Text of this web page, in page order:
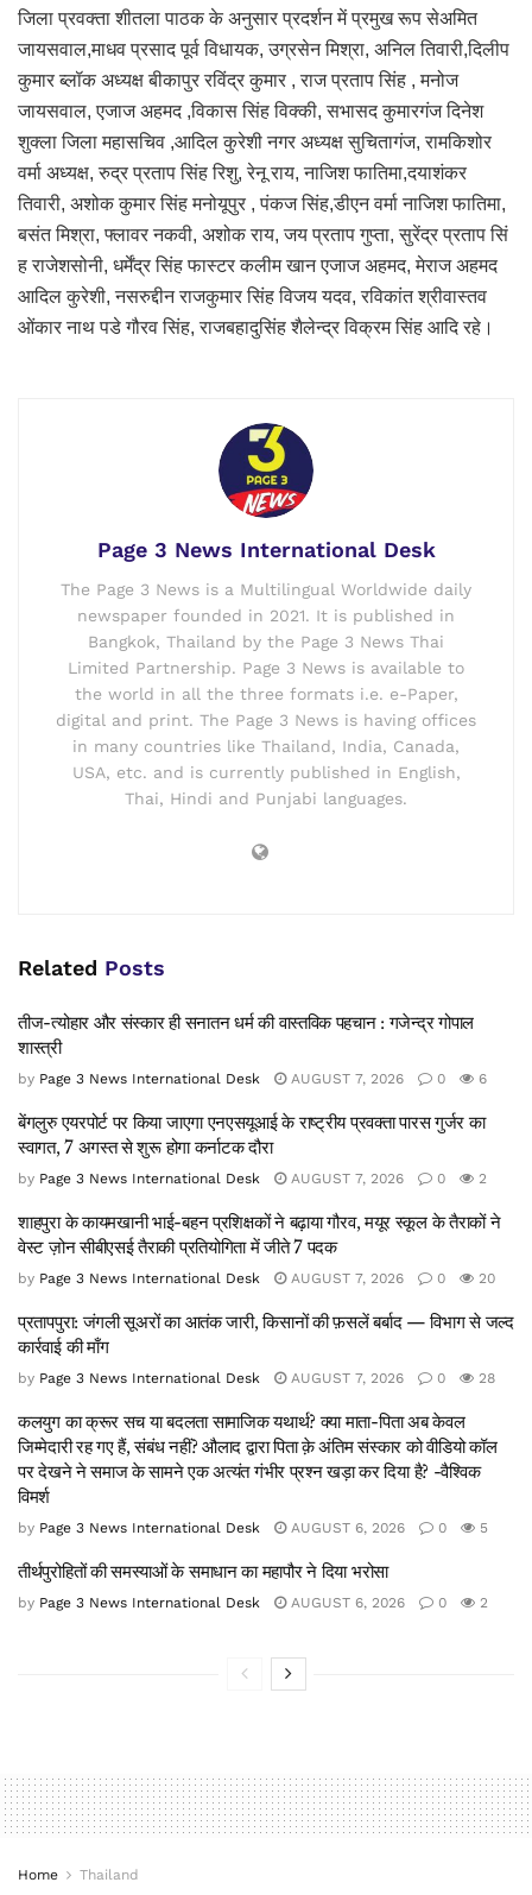
जिला प्रवक्ता शीतला पाठक के अनुसार प्रदर्शन में प्रमुख रूप सेअमित
जायसवाल,माधव प्रसाद पूर्व विधायक, उग्रसेन मिश्रा, अनिल तिवारी,दिलीप
कुमार ब्लॉक अध्यक्ष बीकापुर रविंद्र कुमार , राज प्रताप सिंह , मनोज
जायसवाल, एजाज अहमद ,विकास सिंह विक्की, सभासद कुमारगंज दिनेश
शुक्ला जिला महासचिव ,आदिल कुरेशी नगर अध्यक्ष सुचितागंज, रामकिशोर
वर्मा अध्यक्ष, रुद्र प्रताप सिंह रिशु, रेनू राय, नाजिश फातिमा,दयाशंकर
तिवारी, अशोक कुमार सिंह मनोयूपुर , पंकज सिंह,डीएन वर्मा नाजिश फातिमा,
बसंत मिश्रा, फ्लावर नकवी, अशोक राय, जय प्रताप गुप्ता, सुरेंद्र प्रताप सिं
ह राजेशसोनी, धर्मेंद्र सिंह फास्टर कलीम खान एजाज अहमद, मेराज अहमद
आदिल कुरेशी, नसरुद्दीन राजकुमार सिंह विजय यदव, रविकांत श्रीवास्तव
ओंकार नाथ पडे गौरव सिंह, राजबहादुसिंह शैलेन्द्र विक्रम सिंह आदि रहे।
Page 3 News International Desk
The Page 3 News is a Multilingual Worldwide daily
newspaper founded in 2021. It is published in
Bangkok, Thailand by the Page 3 News Thai
Limited Partnership. Page 3 News is available to
the world in all the three formats i.e. e-Paper,
digital and print. The Page 3 News is having offices
in many countries like Thailand, India, Canada,
USA, etc. and is currently published in English,
Thai, Hindi and Punjabi languages.
Related Posts
तीज-त्योहार और संस्कार ही सनातन धर्म की वास्तविक पहचान : गजेन्द्र गोपाल
शास्त्री
by Page 3 News International Desk AUGUST 7, 2026 0 6
बेंगलुरु एयरपोर्ट पर किया जाएगा एनएसयूआई के राष्ट्रीय प्रवक्ता पारस गुर्जर का
स्वागत, 7 अगस्त से शुरू होगा कर्नाटक दौरा
by Page 3 News International Desk AUGUST 7, 2026 0 2
शाहपुरा के कायमखानी भाई-बहन प्रशिक्षकों ने बढ़ाया गौरव, मयूर स्कूल के तैराकों ने
वेस्ट ज़ोन सीबीएसई तैराकी प्रतियोगिता में जीते 7 पदक
by Page 3 News International Desk AUGUST 7, 2026 0 20
प्रतापपुरा: जंगली सूअरों का आतंक जारी, किसानों की फ़सलें बर्बाद — विभाग से जल्द
कार्रवाई की माँग
by Page 3 News International Desk AUGUST 7, 2026 0 28
कलयुग का क्रूर सच या बदलता सामाजिक यथार्थ? क्या माता-पिता अब केवल
जिम्मेदारी रह गए हैं, संबंध नहीं? औलाद द्वारा पिता क़े अंतिम संस्कार को वीडियो कॉल
पर देखने ने समाज के सामने एक अत्यंत गंभीर प्रश्न खड़ा कर दिया है? -वैश्विक
विमर्श
by Page 3 News International Desk AUGUST 6, 2026 0 5
तीर्थपुरोहितों की समस्याओं के समाधान का महापौर ने दिया भरोसा
by Page 3 News International Desk AUGUST 6, 2026 0 2
Home Thailand